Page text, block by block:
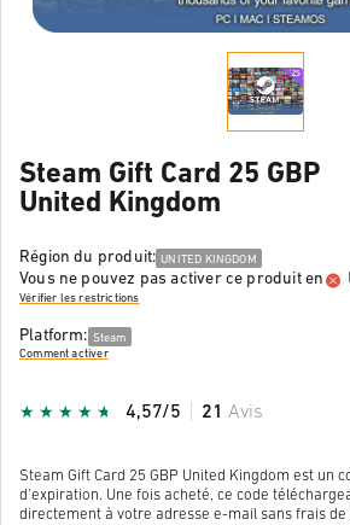
Steam Gift Card 25 GBP
United Kingdom
Région du produit: UNITED KINGDOM
Vous ne pouvez pas activer ce produit en
Vérifier les restrictions
Platform: Steam
Comment activer
4,57/5 21 Avis
Steam Gift Card 25 GBP United Kingdom est un
d'expiration. Une fois acheté, ce code
directement à votre adresse e-mail sans frais de